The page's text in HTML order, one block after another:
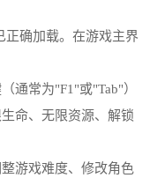
正确加载。在游戏主界
通常为"F1"或"Tab"）
命、无限资源、解锁
游戏难度、修改角色